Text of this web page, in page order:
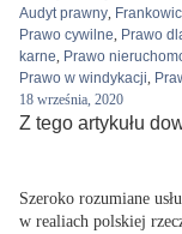
Audyt prawny,
Prawo cywilne, Prawo
karne, Prawo
Prawo w windykacji,
18 września, 2020
Z tego artykułu
Szeroko rozumiane
w realiach polskiej